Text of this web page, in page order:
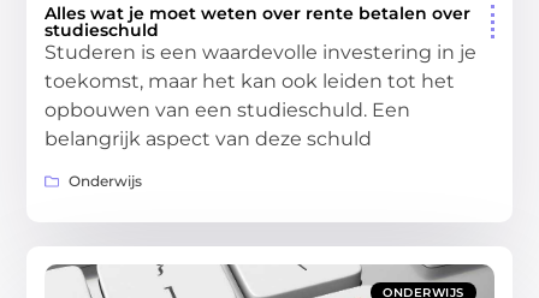
Alles wat je moet weten over rente betalen over
studieschuld
Studeren is een waardevolle investering in je
toekomst, maar het kan ook leiden tot het
opbouwen van een studieschuld. Een
belangrijk aspect van deze schuld
Onderwijs
ONDERWIJS